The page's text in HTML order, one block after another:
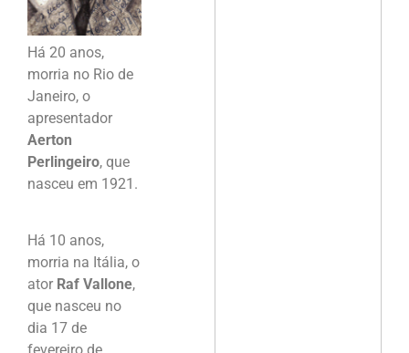
Há 20 anos,
morria no Rio de
Janeiro, o
apresentador
Aerton
Perlingeiro, que
nasceu em 1921.
Há 10 anos,
morria na Itália, o
ator Raf Vallone,
que nasceu no
dia 17 de